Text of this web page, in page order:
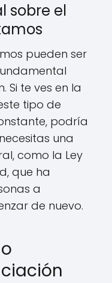
sobre el
pueden ser
Si te ves en la
tipo de
podría
una
como la Ley
que ha
a
de nuevo.